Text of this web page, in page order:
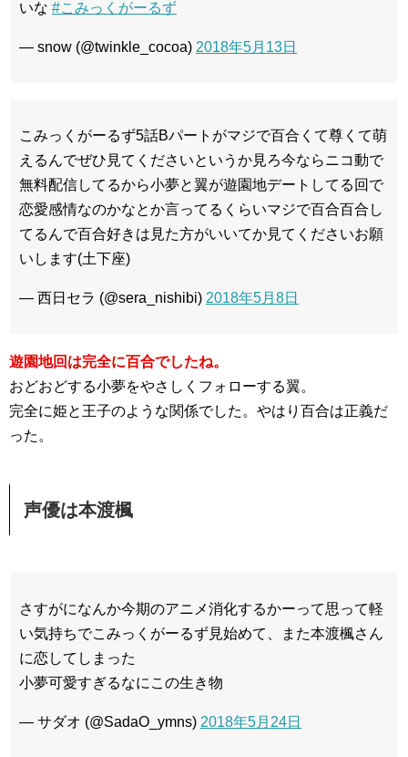
いな #こみっくがーるず
— snow (@twinkle_cocoa) 2018年5月13日
こみっくがーるず5話Bパートがマジで百合くて尊くて萌
えるんでぜひ見てくださいというか見ろ今ならニコ動で
無料配信してるから小夢と翼が遊園地デートしてる回で
恋愛感情なのかなとか言ってるくらいマジで百合百合し
てるんで百合好きは見た方がいいてか見てくださいお願
いします(土下座)
— 西日セラ (@sera_nishibi) 2018年5月8日
遊園地回は完全に百合でしたね。
おどおどする小夢をやさしくフォローする翼。
完全に姫と王子のような関係でした。やはり百合は正義だ
った。
声優は本渡楓
さすがになんか今期のアニメ消化するかーって思って軽
い気持ちでこみっくがーるず見始めて、また本渡楓さん
に恋してしまった
小夢可愛すぎるなにこの生き物
— サダオ (@SadaO_ymns) 2018年5月24日